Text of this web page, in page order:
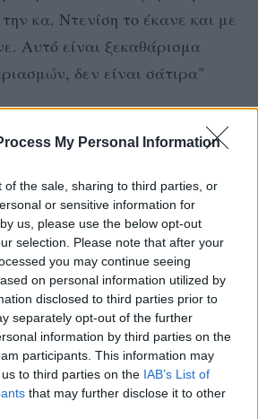
My Personal Information
of the sale, sharing to third parties, or
or sensitive information for
us, please use the below opt-out
selection. Please note that after your
you may continue seeing
on personal information utilized by
disclosed to third parties prior to
separately opt-out of the further
information by third parties on the
participants. This information may
to third parties on the IAB’s List of
that may further disclose it to other
κα. Ντενίση το έκανε και με
Αυτό είναι ξεκαθάρισμα
δεν είναι σάτιρα"
ΔΙΑΦΗΜΙΣΗ